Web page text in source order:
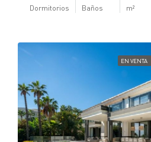
Dormitorios Baños m²
EN VENTA